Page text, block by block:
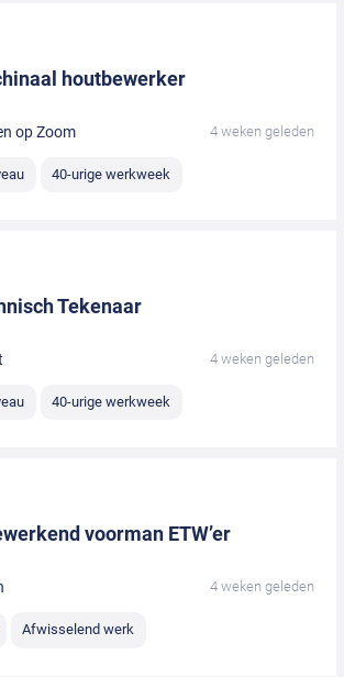
houtbewerker
op Zoom 4 weken geleden
40-urige werkweek
Tekenaar
4 weken geleden
40-urige werkweek
voorman ETW’er
4 weken geleden
Afwisselend werk